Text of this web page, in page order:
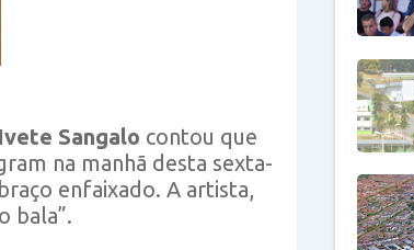
Ivete Sangalo contou que
na manhã desta sexta-
enfaixado. A artista,
bala”.